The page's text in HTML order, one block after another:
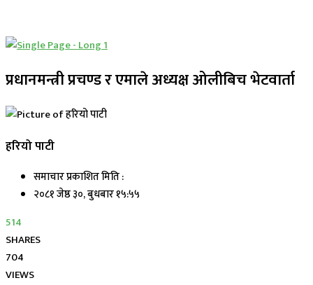
प्रधानमन्त्री प्रचण्ड र एमाले अध्यक्ष ओलीबिच भेटवार्ता
हरियो पाटी
समाचार प्रकाशित मिति :
२०८१ जेष्ठ ३०, बुधबार १५:५५
514
SHARES
704
VIEWS